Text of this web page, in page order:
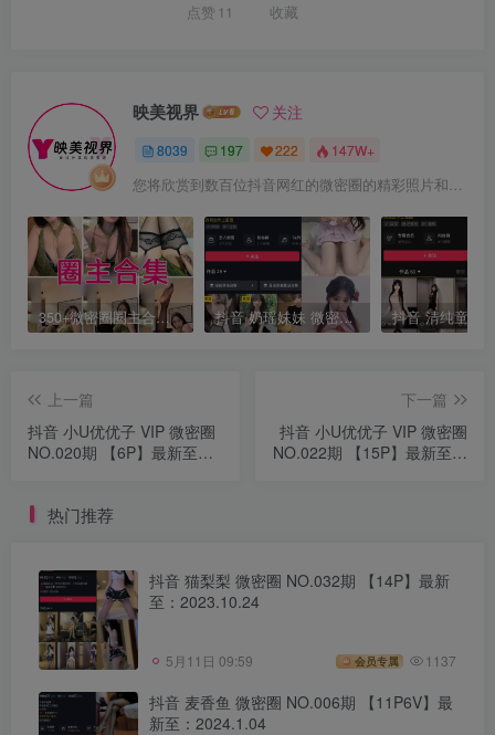
点赞 11 收藏
映美视界 关注
8039 197 222 147W+
350+微密圈圈主合集打包下载 持续更新中 抖音 奶瑶妹妹 微密圈 NO.015期 【50P】最新至：2024.8.20
上一篇
抖音 小U优优子 VIP 微密圈
NO.020期 【6P】最新至：
下一篇
抖音 小U优优子 VIP 微密圈
NO.022期 【15P】最新至：
热门推荐
抖音 猫梨梨 微密圈 NO.032期 【14P】最新
至：2023.10.24
5月11日 09:59 会员专属 1137
抖音 麦香鱼 微密圈 NO.006期 【11P6V】最
新至：2024.1.04